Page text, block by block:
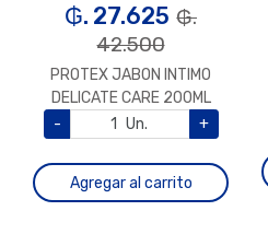
₲. 27.625 ₲.
42.500
PROTEX JABON INTIMO
DELICATE CARE 200ML
-
Un. +
Agregar al carrito